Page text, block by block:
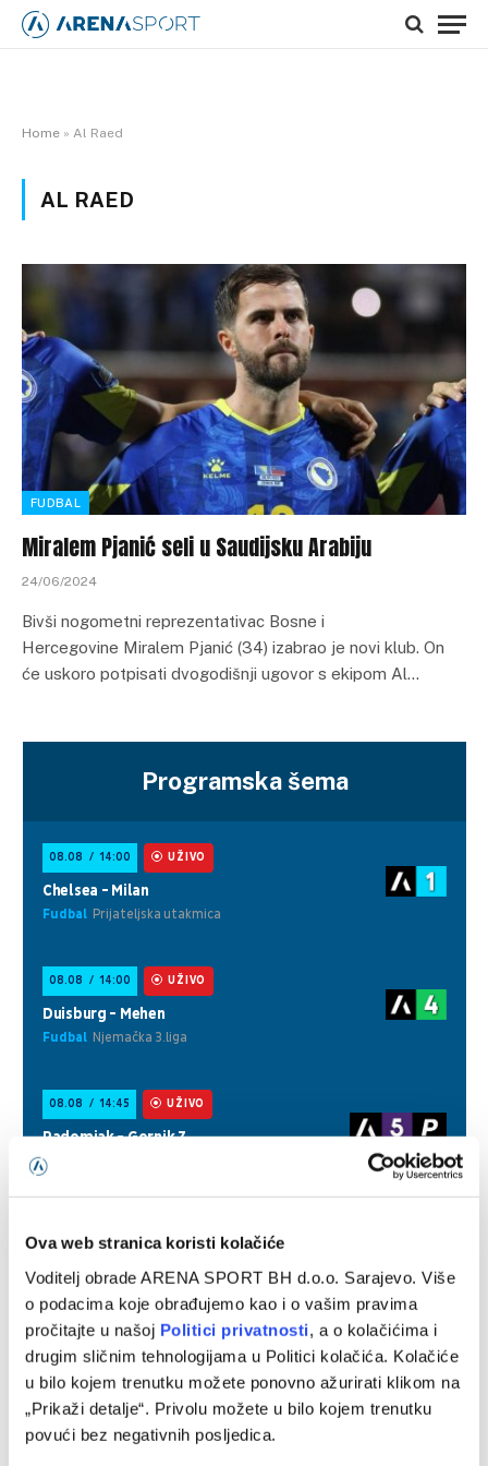
Ova web stranica koristi kolačiće
Voditelj obrade ARENA SPORT BH d.o.o. Sarajevo. Više
o podacima koje obrađujemo kao i o vašim pravima
pročitajte u našoj Politici privatnosti, a o kolačićima i
drugim sličnim tehnologijama u Politici kolačića. Kolačiće
u bilo kojem trenutku možete ponovno ažurirati klikom na
„Prikaži detalje“. Privolu možete u bilo kojem trenutku
povući bez negativnih posljedica.
Home » Al Raed
AL RAED
FUDBAL
Miralem Pjanić seli u Saudijsku Arabiju
24/06/2024
Bivši nogometni reprezentativac Bosne i
Hercegovine Miralem Pjanić (34) izabrao je novi klub. On
će uskoro potpisati dvogodišnji ugovor s ekipom Al…
Programska šema